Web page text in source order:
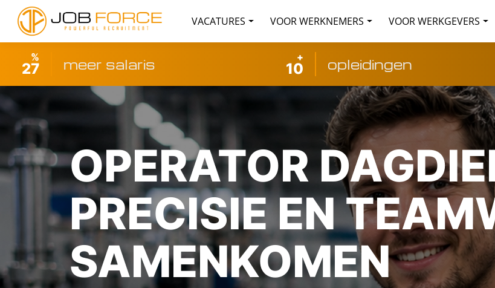
VACATURES VOOR WERKNEMERS VOOR WERKGEVERS
%
27 meer salaris +
10 opleidingen
OPERATOR
PRECISIE EN
SAMENKOMEN